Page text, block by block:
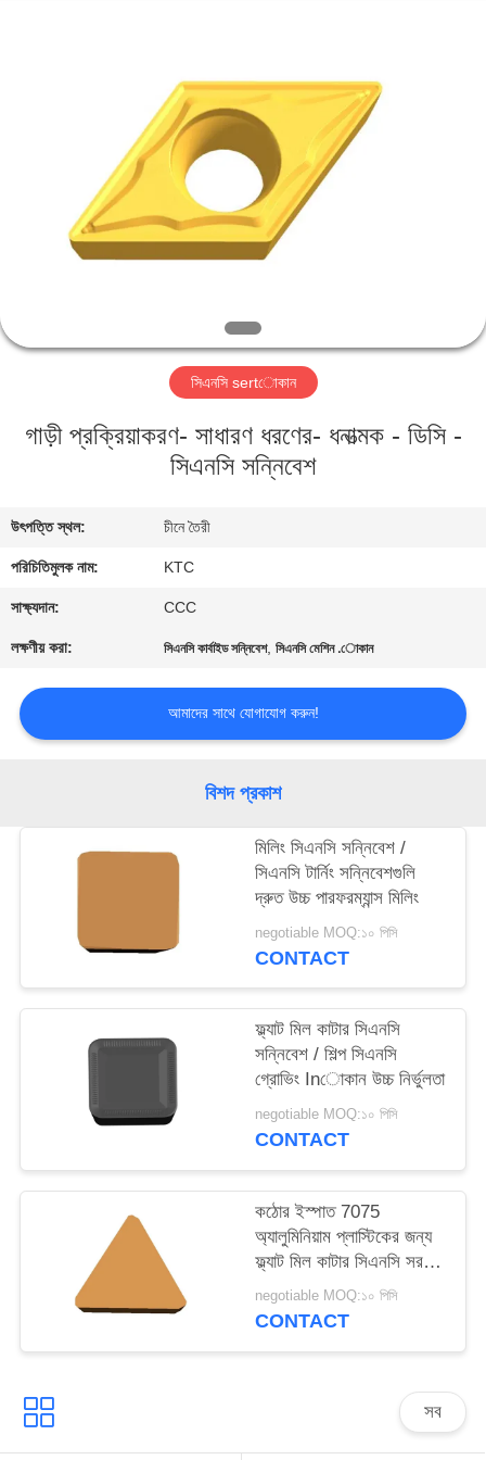
আমাদের
কারখানা
যোগাযোগ
করুন
উদ্ধৃতির
জন্য
আবেদন
সাইট
PRIVACY
POLICY
সিএনসি sertোকান
গাড়ী প্রক্রিয়াকরণ- সাধারণ ধরণের- ধনাত্মক - ডিসি -
সিএনসি সন্নিবেশ
উৎপত্তি স্থল: চীনে তৈরী
পরিচিতিমুলক নাম: KTC
সাক্ষ্যদান: CCC
লক্ষণীয় করা: সিএনসি কার্বাইড সন্নিবেশ,সিএনসি মেশিন .োকান
আমাদের সাথে যোগাযোগ করুন!
বিশদ প্রকাশ
মিলিং সিএনসি সন্নিবেশ /
সিএনসি টার্নিং সন্নিবেশগুলি
দ্রুত উচ্চ পারফরম্যান্স মিলিং
negotiable MOQ:১০ পিসি
CONTACT
ফ্ল্যাট মিল কাটার সিএনসি
সন্নিবেশ / শিল্প সিএনসি
গ্রোভিং Inোকান উচ্চ নির্ভুলতা
negotiable MOQ:১০ পিসি
CONTACT
কঠোর ইস্পাত 7075
অ্যালুমিনিয়াম প্লাস্টিকের জন্য
ফ্ল্যাট মিল কাটার সিএনসি সরঞ্জাম
প্রবেশ করান
negotiable MOQ:১০ পিসি
CONTACT
সব